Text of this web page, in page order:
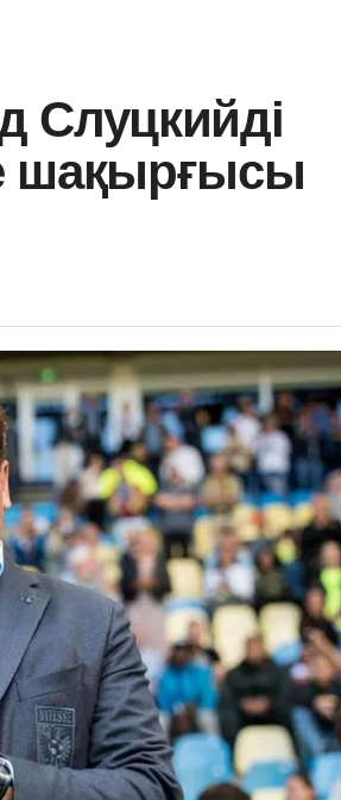
Слуцкийді
шақырғысы